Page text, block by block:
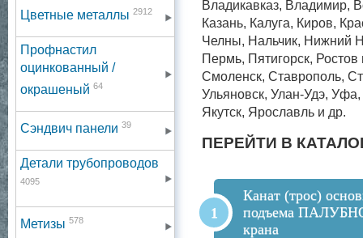
Цветные металлы 2912
Профнастил
оцинкованный /
окрашеный 64
Сэндвич панели 39
Детали трубопроводов
4095
Метизы 578
Владикавказ, Владимир,
Казань, Калуга, Киров,
Челны, Нальчик, Нижний
Пермь, Пятигорск,
Смоленск, Ставрополь,
Ульяновск, Улан-Удэ,
Якутск, Ярославль и др.
ПЕРЕЙТИ В
Канат (трос)
подъема
крана